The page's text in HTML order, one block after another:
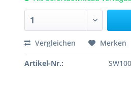
Vergleichen Merken
Artikel-Nr.: